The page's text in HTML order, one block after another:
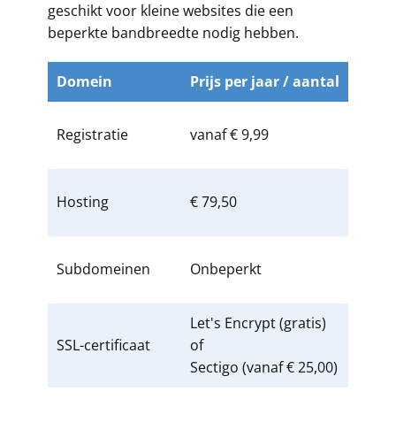
geschikt voor kleine websites die een
beperkte bandbreedte nodig hebben.
Domein Prijs per jaar / aantal
Registratie vanaf € 9,99
Hosting € 79,50
Subdomeinen Onbeperkt
SSL-certificaat
Let's Encrypt (gratis)
of
Sectigo (vanaf € 25,00)